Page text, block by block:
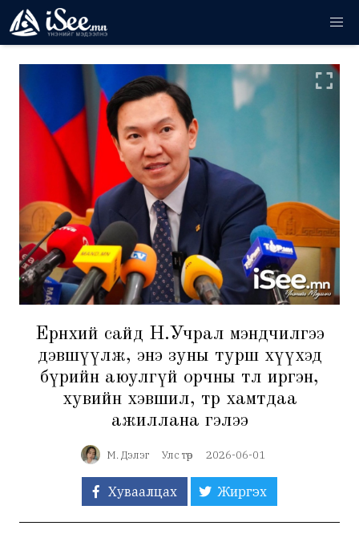
Ерөнхий сайд Н.Учрал мэндчилгээ
дэвшүүлж, энэ зуны турш хүүхэд
бүрийн аюулгүй орчны төлөө иргэн,
хувийн хэвшил, төр хамтдаа
ажиллана гэлээ
М. Дэлэг Улс төр 2026-06-01
Хуваалцах Жиргэх